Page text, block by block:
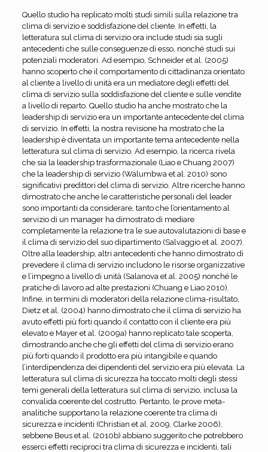
Quello studio ha replicato molti studi simili sulla relazione tra
clima di servizio e soddisfazione del cliente. In effetti, la
letteratura sul clima di servizio ora include studi sia sugli
antecedenti che sulle conseguenze di esso, nonché studi sui
potenziali moderatori. Ad esempio, Schneider et al. (2005)
hanno scoperto che il comportamento di cittadinanza orientato
al cliente a livello di unità era un mediatore degli effetti del
clima di servizio sulla soddisfazione del cliente e sulle vendite
a livello di reparto. Quello studio ha anche mostrato che la
leadership di servizio era un importante antecedente del clima
di servizio. In effetti, la nostra revisione ha mostrato che la
leadership è diventata un importante tema antecedente nella
letteratura sul clima di servizio. Ad esempio, la ricerca rivela
che sia la leadership trasformazionale (Liao e Chuang 2007)
che la leadership di servizio (Walumbwa et al. 2010) sono
significativi predittori del clima di servizio. Altre ricerche hanno
dimostrato che anche le caratteristiche personali del leader
sono importanti da considerare, tanto che l’orientamento al
servizio di un manager ha dimostrato di mediare
completamente la relazione tra le sue autovalutazioni di base e
il clima di servizio del suo dipartimento (Salvaggio et al. 2007).
Oltre alla leadership, altri antecedenti che hanno dimostrato di
prevedere il clima di servizio includono le risorse organizzative
e l’impegno a livello di unità (Salanova et al. 2005) nonché le
pratiche di lavoro ad alte prestazioni (Chuang e Liao 2010).
Infine, in termini di moderatori della relazione clima-risultato,
Dietz et al. (2004) hanno dimostrato che il clima di servizio ha
avuto effetti più forti quando il contatto con il cliente era più
elevato e Mayer et al. (2009a) hanno replicato tale scoperta,
dimostrando anche che gli effetti del clima di servizio erano
più forti quando il prodotto era più intangibile e quando
l’interdipendenza dei dipendenti del servizio era più elevata. La
letteratura sul clima di sicurezza ha toccato molti degli stessi
temi generali della letteratura sul clima di servizio, inclusa la
convalida coerente del costrutto. Pertanto, le prove meta-
analitiche supportano la relazione coerente tra clima di
sicurezza e incidenti (Christian et al. 2009, Clarke 2006),
sebbene Beus et al. (2010b) abbiano suggerito che potrebbero
esserci effetti reciproci tra clima di sicurezza e incidenti, tali